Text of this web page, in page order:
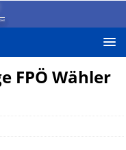
FPÖ Wähler